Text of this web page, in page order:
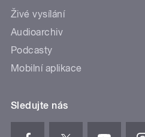
Živé vysílání
Audioarchiv
Podcasty
Mobilní aplikace
Sledujte nás